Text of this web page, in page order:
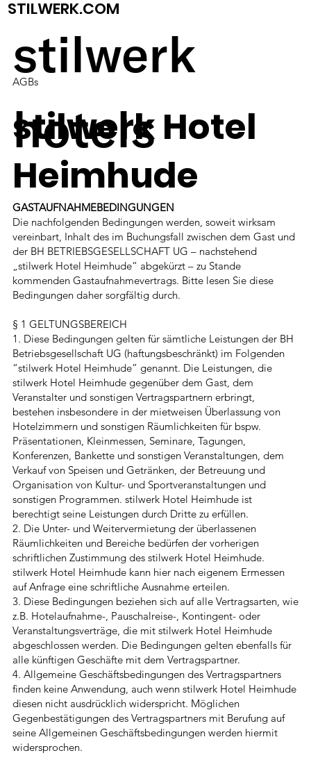
STILWERK.COM
stilwerk
hotels
AGBs
stilwerk Hotel
Heimhude
GASTAUFNAHMEBEDINGUNGEN
Die nachfolgenden Bedingungen werden, soweit wirksam
vereinbart, Inhalt des im Buchungsfall zwischen dem Gast und
der BH BETRIEBSGESELLSCHAFT UG – nachstehend
„stilwerk Hotel Heimhude“ abgekürzt – zu Stande
kommenden Gastaufnahmevertrags. Bitte lesen Sie diese
Bedingungen daher sorgfältig durch.
§ 1 GELTUNGSBEREICH
1. Diese Bedingungen gelten für sämtliche Leistungen der BH
Betriebsgesellschaft UG (haftungsbeschränkt) im Folgenden
“stilwerk Hotel Heimhude” genannt. Die Leistungen, die
stilwerk Hotel Heimhude gegenüber dem Gast, dem
Veranstalter und sonstigen Vertragspartnern erbringt,
bestehen insbesondere in der mietweisen Überlassung von
Hotelzimmern und sonstigen Räumlichkeiten für bspw.
Präsentationen, Kleinmessen, Seminare, Tagungen,
Konferenzen, Bankette und sonstigen Veranstaltungen, dem
Verkauf von Speisen und Getränken, der Betreuung und
Organisation von Kultur- und Sportveranstaltungen und
sonstigen Programmen. stilwerk Hotel Heimhude ist
berechtigt seine Leistungen durch Dritte zu erfüllen.
2. Die Unter- und Weitervermietung der überlassenen
Räumlichkeiten und Bereiche bedürfen der vorherigen
schriftlichen Zustimmung des stilwerk Hotel Heimhude.
stilwerk Hotel Heimhude kann hier nach eigenem Ermessen
auf Anfrage eine schriftliche Ausnahme erteilen.
3. Diese Bedingungen beziehen sich auf alle Vertragsarten, wie
z.B. Hotelaufnahme-, Pauschalreise-, Kontingent- oder
Veranstaltungsverträge, die mit stilwerk Hotel Heimhude
abgeschlossen werden. Die Bedingungen gelten ebenfalls für
alle künftigen Geschäfte mit dem Vertragspartner.
4. Allgemeine Geschäftsbedingungen des Vertragspartners
finden keine Anwendung, auch wenn stilwerk Hotel Heimhude
diesen nicht ausdrücklich widerspricht. Möglichen
Gegenbestätigungen des Vertragspartners mit Berufung auf
seine Allgemeinen Geschäftsbedingungen werden hiermit
widersprochen.